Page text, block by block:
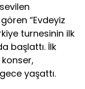
“Evdeyiz
turnesinin ilk
başlattı. İlk
yaşattı.